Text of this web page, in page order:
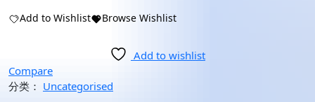
Add to Wishlist
Browse Wishlist
Add to wishlist
Compare
分类： Uncategorised